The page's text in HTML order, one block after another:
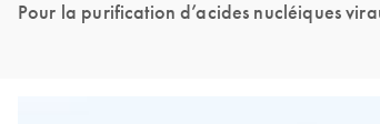
Pour la purification d’acides nucléiques